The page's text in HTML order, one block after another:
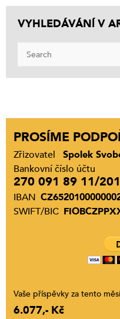
VYHLEDÁVÁNÍ V
PROSÍME
Zřizovatel
Spolek
Bankovní číslo účtu
270 091 89 11/
IBAN
SWIFT/BIC
Vaše příspěvky za tento
6.077,- Kč